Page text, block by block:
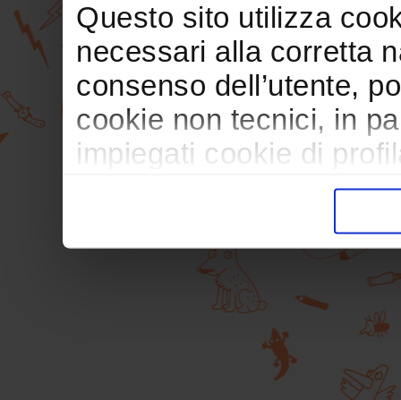
Questo sito utilizza
necessari alla corretta
consenso dell’utente,
cookie non tecnici, in
impiegati cookie di
trasferimento verso
durante la navigazione.
Per maggiori dettagli
durante la
privacy sui cookie, ti
informativa cookie